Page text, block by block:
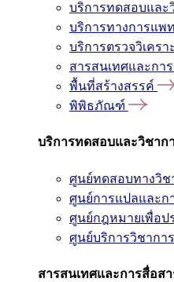
บริการทดสอบและ
บริการทางการแพ
บริการตรวจวิเคร
สารสนเทศและกา
พื้นที่สร้างสรรค์
พิพิธภัณฑ์
บริการทดสอบและวิชาก
ศูนย์ทดสอบทางวิช
ศูนย์การแปลและก
ศูนย์กฎหมายเพื่อป
ศูนย์บริการวิชากา
สารสนเทศและการสื่อส